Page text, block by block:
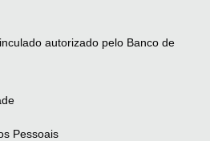
autorizado pelo Banco de
Pessoais